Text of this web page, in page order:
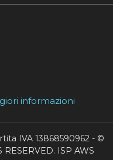
informazioni
IVA 13868590962 - ©
ISP AWS